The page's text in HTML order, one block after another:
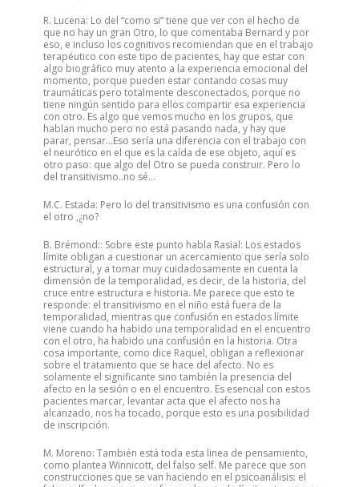
R. Lucena: Lo del “como si” tiene que ver con el hecho de
que no hay un gran Otro, lo que comentaba Bernard y por
eso, e incluso los cognitivos recomiendan que en el trabajo
terapéutico con este tipo de pacientes, hay que estar con
algo biográfico muy atento a la experiencia emocional del
momento, porque pueden estar contando cosas muy
traumáticas pero totalmente desconectados, porque no
tiene ningún sentido para ellos compartir esa experiencia
con otro. Es algo que vemos mucho en los grupos, que
hablan mucho pero no está pasando nada, y hay que
parar, pensar…Eso sería una diferencia con el trabajo con
el neurótico en el que es la caída de ese objeto, aquí es
otro paso: que algo del Otro se pueda construir. Pero lo
del transitivismo..no sé…
M.C. Estada: Pero lo del transitivismo es una confusión con
el otro ,¿no?
B. Brémond:: Sobre este punto habla Rasial: Los estados
límite obligan a cuestionar un acercamiento que sería solo
estructural, y a tomar muy cuidadosamente en cuenta la
dimensión de la temporalidad, es decir, de la historia, del
cruce entre estructura e historia. Me parece que esto te
responde: el transitivismo en el niño está fuera de la
temporalidad, mientras que confusión en estados límite
viene cuando ha habido una temporalidad en el encuentro
con el otro, ha habido una confusión en la historia. Otra
cosa importante, como dice Raquel, obligan a reflexionar
sobre el tratamiento que se hace del afecto. No es
solamente el significante sino también la presencia del
afecto en la sesión o en el encuentro. Es esencial con estos
pacientes marcar, levantar acta que el afecto nos ha
alcanzado, nos ha tocado, porque esto es una posibilidad
de inscripción.
M. Moreno: También está toda esta linea de pensamiento,
como plantea Winnicott, del falso self. Me parece que son
construcciones que se van haciendo en el psicoanálisis: el